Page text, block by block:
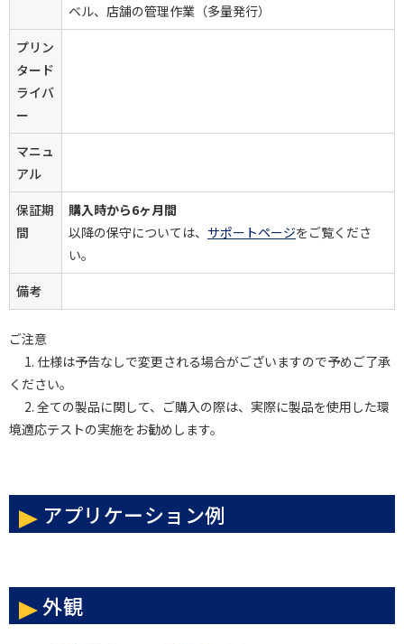
ベル、店舗の管理作業（多量発行）
プリン
タード
ライバ
ー
マニュ
アル
保証期
間
購入時から6ヶ月間
以降の保守については、 サポートページをご覧くださ
い。
備考
ご注意
1. 仕様は予告なしで変更される場合がございますので予めご了承
ください。
2. 全ての製品に関して、ご購入の際は、実際に製品を使用した環
境適応テストの実施をお勧めします。
アプリケーション例
外観